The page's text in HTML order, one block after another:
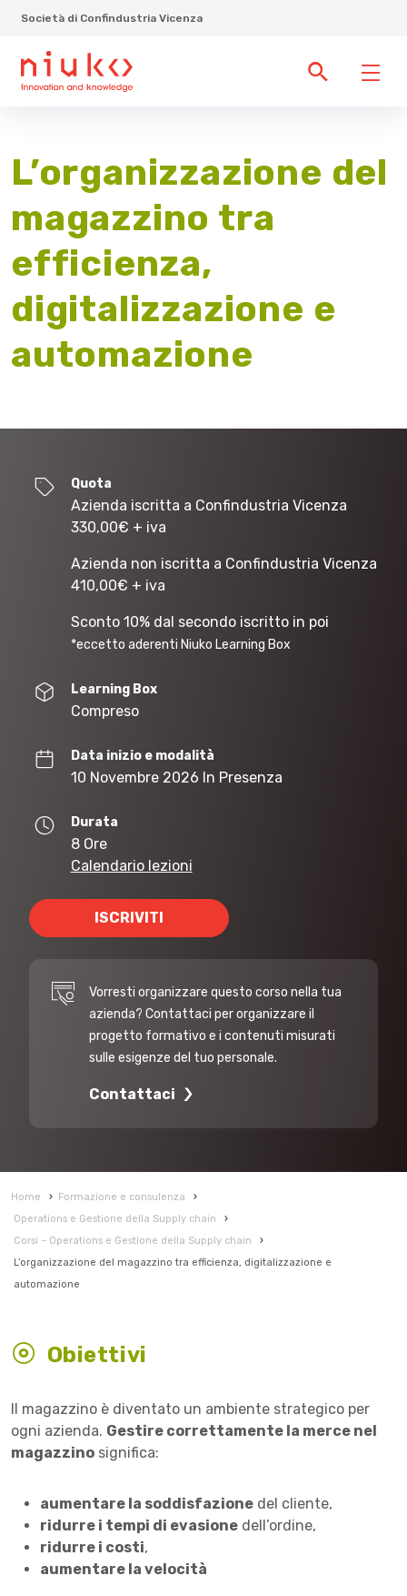
Società di Confindustria Vicenza
L’organizzazione del
magazzino tra
efficienza,
digitalizzazione e
automazione
Quota
Azienda iscritta a Confindustria Vicenza
330,00€ + iva
Azienda non iscritta a Confindustria Vicenza
410,00€ + iva
Sconto 10% dal secondo iscritto in poi
*eccetto aderenti Niuko Learning Box
Learning Box
Compreso
Data inizio e modalità
10 Novembre 2026 In Presenza
Durata
8 Ore
Calendario lezioni
ISCRIVITI
Vorresti organizzare questo corso nella tua
azienda? Contattaci per organizzare il
progetto formativo e i contenuti misurati
sulle esigenze del tuo personale.
Contattaci
Home › Formazione e consulenza
›
Operations e Gestione della Supply chain
›
Corsi – Operations e Gestione della Supply chain
›
L’organizzazione del magazzino tra efficienza, digitalizzazione e
automazione
Obiettivi
Il magazzino è diventato un ambiente strategico per
ogni azienda. Gestire correttamente la merce nel
magazzino significa:
aumentare la soddisfazione del cliente,
ridurre i tempi di evasione dell’ordine,
ridurre i costi,
aumentare la velocità